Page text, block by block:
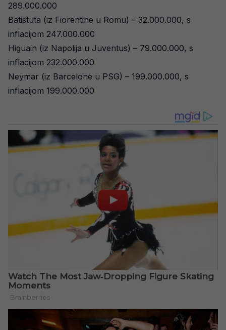
289.000.000
Batistuta (iz Fiorentine u Romu) – 32.000.000, s
inflacijom 247.000.000
Higuain (iz Napolija u Juventus) – 79.000.000, s
inflacijom 232.000.000
Neymar (iz Barcelone u PSG) – 199.000.000, s
inflacijom 199.000.000